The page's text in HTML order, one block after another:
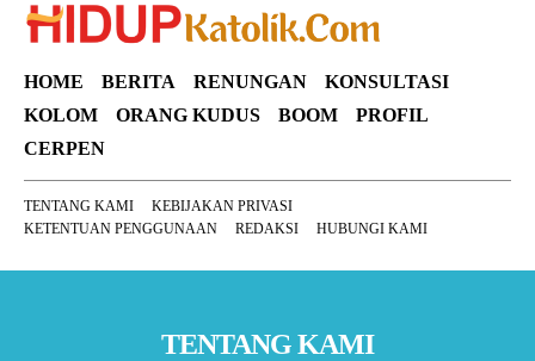
HOME BERITA RENUNGAN
KONSULTASI
KOLOM
ORANG KUDUS BOOM
PROFIL
CERPEN
TENTANG KAMI
KEBIJAKAN PRIVASI
KETENTUAN PENGGUNAAN
REDAKSI HUBUNGI KAMI
TENTANG KAMI